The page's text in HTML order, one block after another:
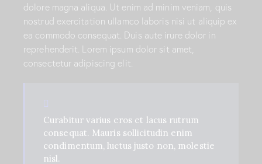
dolore magna aliqua. Ut enim ad minim veniam, quis
nostrud exercitation ullamco laboris nisi ut aliquip ex
ea commodo consequat. Duis aute irure dolor in
reprehenderit. Lorem ipsum dolor sit amet,
consectetur adipiscing elit.
Curabitur varius eros et lacus rutrum
consequat. Mauris sollicitudin enim
condimentum, luctus justo non, molestie
nisl.